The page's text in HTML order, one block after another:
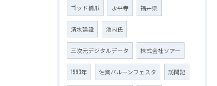
ゴッド橋爪 永平寺 福井県
清水建設 池内氏
三次元デジタルデータ 株式会社ソアー
1993年 佐賀バルーンフェスタ 訪問記